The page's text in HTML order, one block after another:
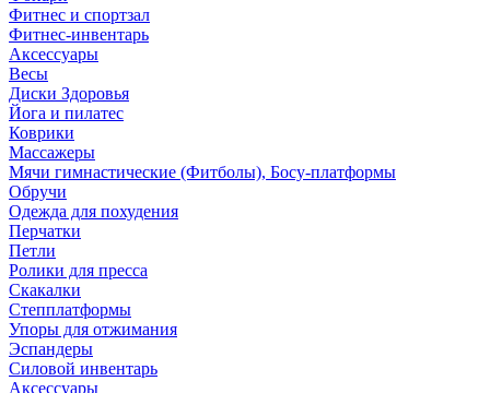
Фитнес и спортзал
Фитнес-инвентарь
Аксессуары
Весы
Диски Здоровья
Йога и пилатес
Коврики
Массажеры
Мячи гимнастические (Фитболы), Босу-платформы
Обручи
Одежда для похудения
Перчатки
Петли
Ролики для пресса
Скакалки
Степплатформы
Упоры для отжимания
Эспандеры
Силовой инвентарь
Аксессуары